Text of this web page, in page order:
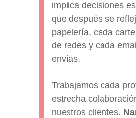
implica decisiones
que después se
papelería, cada
de redes y cada
envías.
Trabajamos cada
estrecha
nuestros clientes.